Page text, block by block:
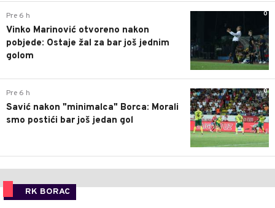
0
Pre 6 h
Vinko Marinović otvoreno nakon
pobjede: Ostaje žal za bar još jednim
golom
0
Pre 6 h
Savić nakon "minimalca" Borca: Morali
smo postići bar još jedan gol
RK BORAC